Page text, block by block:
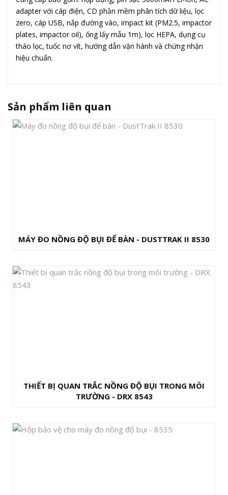
adapter với cáp điện, CD phần mềm phân tích dữ liệu, lọc
zero, cáp USB, nắp đường vào, impact kit (PM2.5, impactor
plates, impactor oil), ống lấy mẫu 1m), lọc HEPA, dụng cụ
tháo lọc, tuốc nơ vít, hướng dẫn vận hành và chứng nhận
hiệu chuẩn.
Sản phẩm liên quan
MÁY ĐO NỒNG ĐỘ BỤI ĐỂ BÀN - DUSTTRAK II 8530
THIẾT BỊ QUAN TRẮC NỒNG ĐỘ BỤI TRONG MÔI
TRƯỜNG - DRX 8543